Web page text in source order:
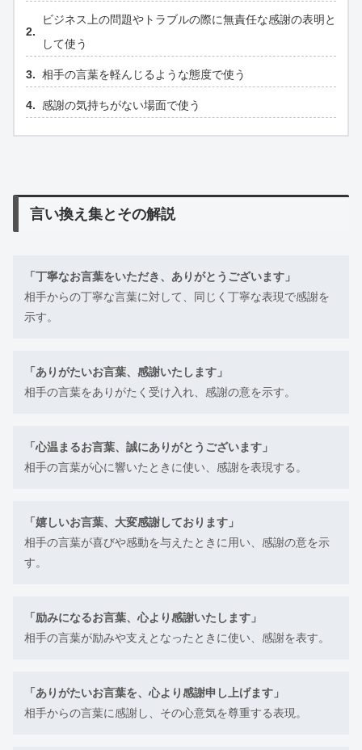
ビジネス上の問題やトラブルの際に無責任な感謝の表明と
して使う
相手の言葉を軽んじるような態度で使う
感謝の気持ちがない場面で使う
言い換え集とその解説
「丁寧なお言葉をいただき、ありがとうございます」
相手からの丁寧な言葉に対して、同じく丁寧な表現で感謝を
示す。
「ありがたいお言葉、感謝いたします」
相手の言葉をありがたく受け入れ、感謝の意を示す。
「心温まるお言葉、誠にありがとうございます」
相手の言葉が心に響いたときに使い、感謝を表現する。
「嬉しいお言葉、大変感謝しております」
相手の言葉が喜びや感動を与えたときに用い、感謝の意を示
す。
「励みになるお言葉、心より感謝いたします」
相手の言葉が励みや支えとなったときに使い、感謝を表す。
「ありがたいお言葉を、心より感謝申し上げます」
相手からの言葉に感謝し、その心意気を尊重する表現。